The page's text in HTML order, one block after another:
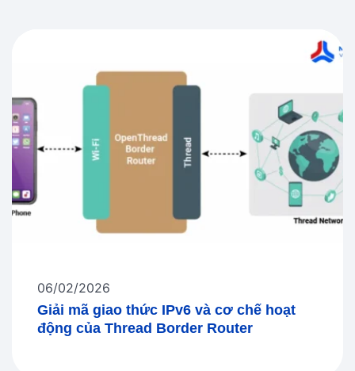
Giải mã giao thức IPv6 và cơ chế hoạt
động của Thread Border Router
06/02/2026